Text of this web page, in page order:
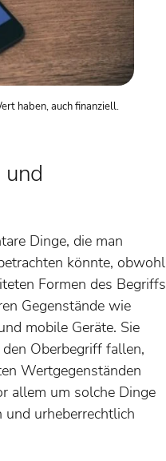
haben, auch finanziell.
Dinge, die man
könnte, obwohl
Formen des Begriffs
Gegenstände wie
mobile Geräte. Sie
Oberbegriff fallen,
Wertgegenständen
allem um solche Dinge
urheberrechtlich